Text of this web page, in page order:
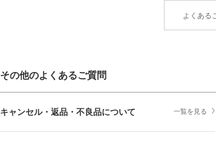
よくある
その他のよくあるご質問
キャンセル・返品・不良品について 一覧を見る